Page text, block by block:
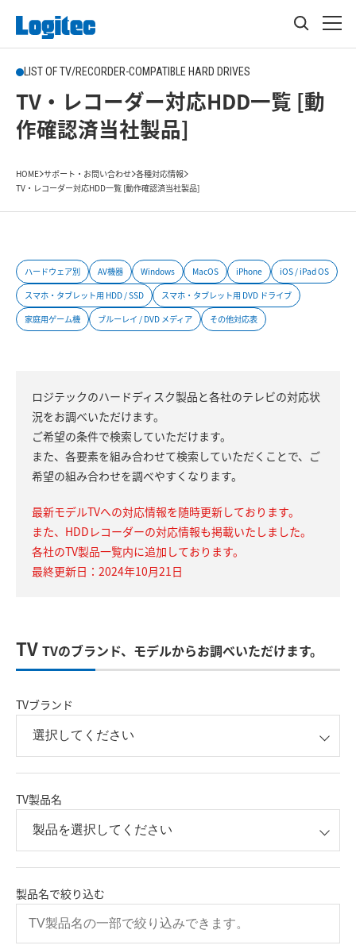
LIST OF TV/RECORDER-COMPATIBLE HARD DRIVES
TV・レコーダー対応HDD一覧 [動
作確認済当社製品]
HOME サポート・お問い合わせ 各種対応情報
TV・レコーダー対応HDD一覧 [動作確認済当社製品]
ハードウェア別 AV機器 Windows MacOS iPhone
iOS / iPad OS
スマホ・タブレット用 HDD / SSD
スマホ・タブレット用 DVD ドライブ
家庭用ゲーム機
ブルーレイ / DVD メディア その他対応表
ロジテックのハードディスク製品と各社のテレビの対応状
況をお調べいただけます。
ご希望の条件で検索していただけます。
また、各要素を組み合わせて検索していただくことで、ご
希望の組み合わせを調べやすくなります。
最新モデルTVへの対応情報を随時更新しております。
また、HDDレコーダーの対応情報も掲載いたしました。
各社のTV製品一覧内に追加しております。
最終更新日：2024年10月21日
TV TVのブランド、モデルからお調べいただけます。
TVブランド
TV製品名
製品名で絞り込む